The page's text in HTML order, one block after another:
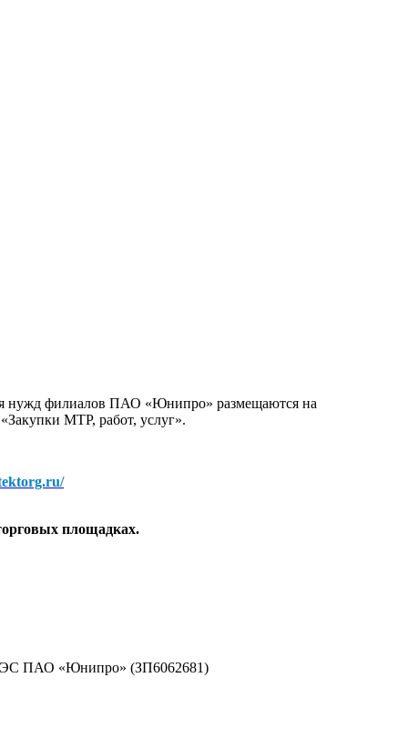
нужд филиалов ПАО «Юнипро» размещаются на
«Закупки МТР, работ, услуг».
площадках.
ПАО «Юнипро» (ЗП6062681)